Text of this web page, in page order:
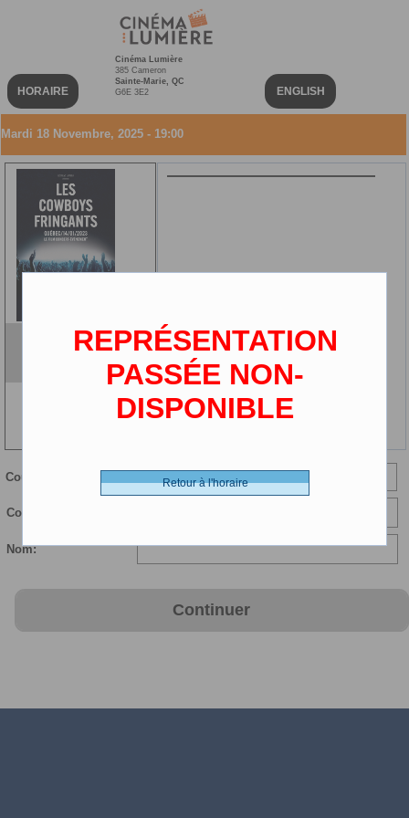
HORAIRE
Cinéma Lumière
385 Cameron
Sainte-Marie, QC
G6E 3E2
ENGLISH
Mardi 18 Novembre, 2025 - 19:00
Les Cowboys Fringants -
Québec
Courriel:
Confirmer courriel:
Nom:
Continuer
REPRÉSENTATION
PASSÉE NON-
DISPONIBLE
Retour à l'horaire